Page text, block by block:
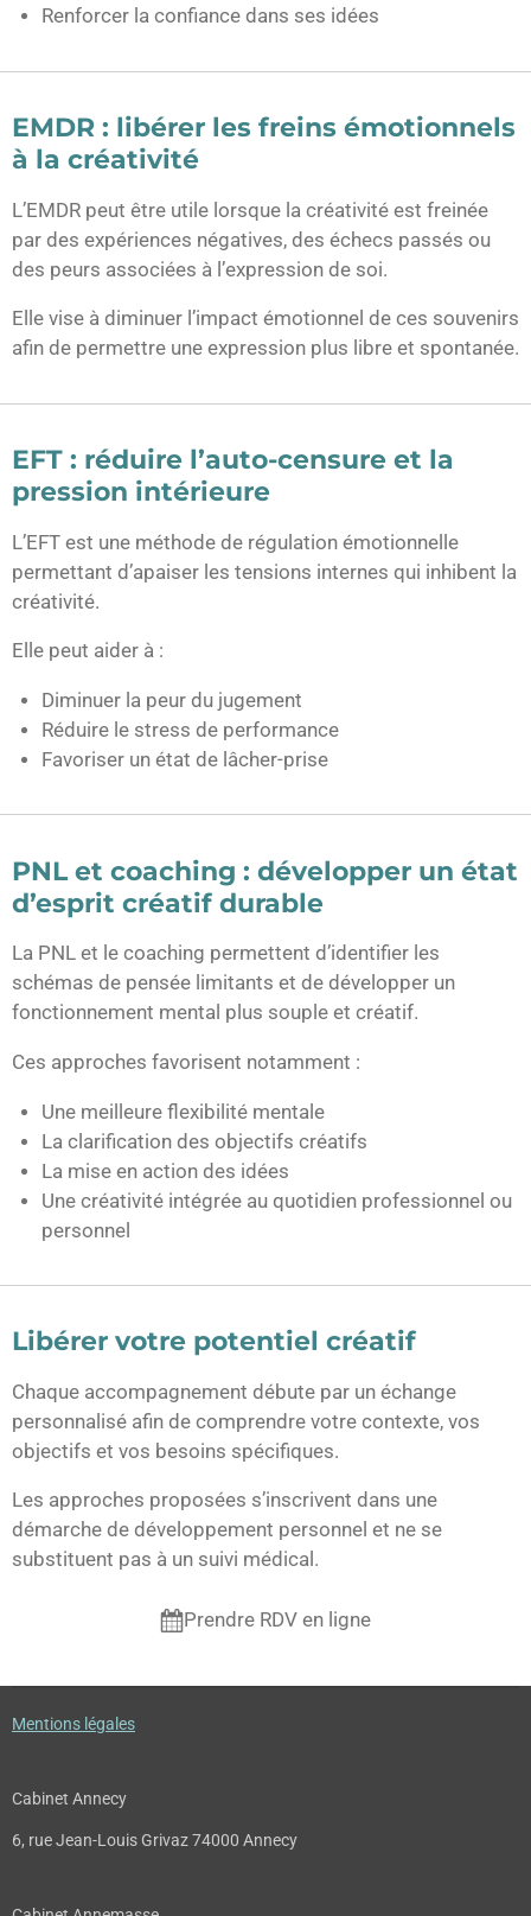
Renforcer la confiance dans ses idées
EMDR : libérer les freins émotionnels
à la créativité
L’EMDR peut être utile lorsque la créativité est freinée
par des expériences négatives, des échecs passés ou
des peurs associées à l’expression de soi.
Elle vise à diminuer l’impact émotionnel de ces souvenirs
afin de permettre une expression plus libre et spontanée.
EFT : réduire l’auto-censure et la
pression intérieure
L’EFT est une méthode de régulation émotionnelle
permettant d’apaiser les tensions internes qui inhibent la
créativité.
Elle peut aider à :
Diminuer la peur du jugement
Réduire le stress de performance
Favoriser un état de lâcher-prise
PNL et coaching : développer un état
d’esprit créatif durable
La PNL et le coaching permettent d’identifier les
schémas de pensée limitants et de développer un
fonctionnement mental plus souple et créatif.
Ces approches favorisent notamment :
Une meilleure flexibilité mentale
La clarification des objectifs créatifs
La mise en action des idées
Une créativité intégrée au quotidien professionnel ou
personnel
Libérer votre potentiel créatif
Chaque accompagnement débute par un échange
personnalisé afin de comprendre votre contexte, vos
objectifs et vos besoins spécifiques.
Les approches proposées s’inscrivent dans une
démarche de développement personnel et ne se
substituent pas à un suivi médical.
Prendre RDV en ligne
Mentions légales
Cabinet Annecy
6, rue Jean-Louis Grivaz 74000 Annecy